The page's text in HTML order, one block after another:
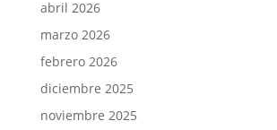
abril 2026
marzo 2026
febrero 2026
diciembre 2025
noviembre 2025